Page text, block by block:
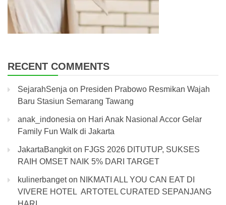
RECENT COMMENTS
SejarahSenja on Presiden Prabowo Resmikan Wajah
Baru Stasiun Semarang Tawang
anak_indonesia on Hari Anak Nasional Accor Gelar
Family Fun Walk di Jakarta
JakartaBangkiton FJGS 2026 DITUTUP, SUKSES
RAIH OMSET NAIK 5% DARI TARGET
kulinerbangeton NIKMATI ALL YOU CAN EAT DI
VIVERE HOTEL ARTOTEL CURATED SEPANJANG